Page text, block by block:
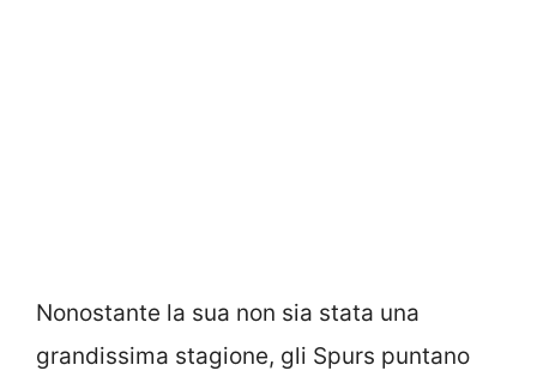
Nonostante la sua non sia stata una
grandissima stagione, gli Spurs puntano